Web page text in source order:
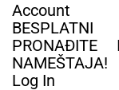
Account
NAMEŠTAJA!
Log In